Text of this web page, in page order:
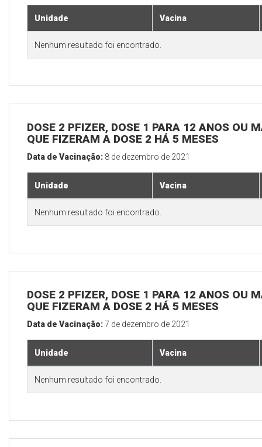
Unidade Vacina
Nenhum resultado foi encontrado.
DOSE 2 PFIZER, DOSE 1 PARA 12 ANOS OU
QUE FIZERAM A DOSE 2 HÁ 5 MESES
Data de Vacinação: 8 de dezembro de 2021
Unidade Vacina
Nenhum resultado foi encontrado.
DOSE 2 PFIZER, DOSE 1 PARA 12 ANOS OU
QUE FIZERAM A DOSE 2 HÁ 5 MESES
Data de Vacinação:7 de dezembro de 2021
Unidade Vacina
Nenhum resultado foi encontrado.